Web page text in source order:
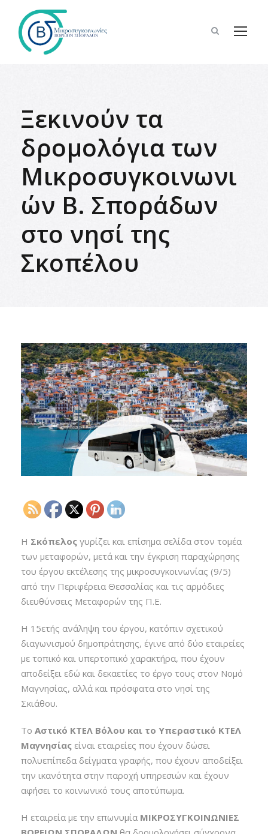
Ξεκινούν τα
δρομολόγια των
Μικροσυγκοινωνι
ών Β. Σποράδων
στο νησί της
Σκοπέλου
Η Σκόπελος γυρίζει και επίσημα σελίδα στον τομέα
των μεταφορών, μετά και την έγκριση παραχώρησης
του έργου εκτέλεσης της μικροσυγκοινωνίας (9/5)
από την Περιφέρεια Θεσσαλίας και τις αρμόδιες
διευθύνσεις Μεταφορών της Π.Ε.
Η 15ετής ανάληψη του έργου, κατόπιν σχετικού
διαγωνισμού δημοπράτησης, έγινε από δύο εταιρείες
με τοπικό και υπερτοπικό χαρακτήρα, που έχουν
αποδείξει εδώ και δεκαετίες το έργο τους στον Νομό
Μαγνησίας, αλλά και πρόσφατα στο νησί της
Σκιάθου.
Το Αστικό ΚΤΕΛ Βόλου και το Υπεραστικό ΚΤΕΛ
Μαγνησίας είναι εταιρείες που έχουν δώσει
πολυεπίπεδα δείγματα γραφής, που έχουν αποδείξει
την ικανότητα στην παροχή υπηρεσιών και έχουν
αφήσει το κοινωνικό τους αποτύπωμα.
Η εταιρεία με την επωνυμία ΜΙΚΡΟΣΥΓΚΟΙΝΩΝΙΕΣ